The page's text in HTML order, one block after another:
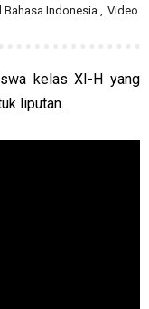
Bahasa Indonesia , Video
kelas XI-H yang
liputan.